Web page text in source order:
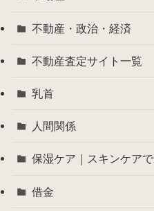
不動産・政治・経済
不動産査定サイト一覧
乳首
人間関係
保湿ケア｜スキンケア
借金